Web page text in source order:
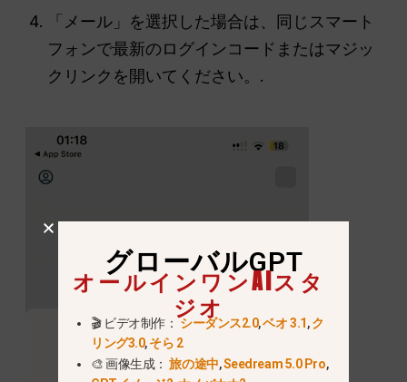
「メール」を選択した場合は、同じスマート
フォンで最新のログインコードまたはマジッ
クリンクを開いてください。.
グローバルGPT
オールインワンAIスタ
ジオ
🎬 ビデオ制作：シーダンス2.0,ベオ 3.1,ク
リング3.0,そら 2
🎨 画像生成：旅の途中,Seedream 5.0 Pro,